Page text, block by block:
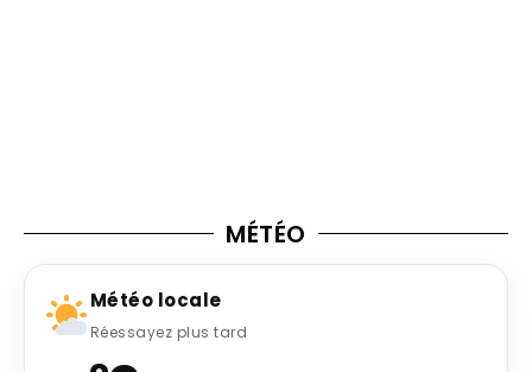
MÉTÉO
Météo locale
Réessayez plus tard